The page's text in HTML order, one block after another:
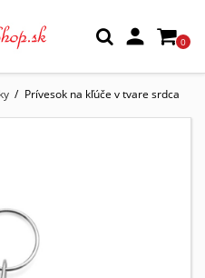
 0
Prívesok na kľúče v tvare srdca